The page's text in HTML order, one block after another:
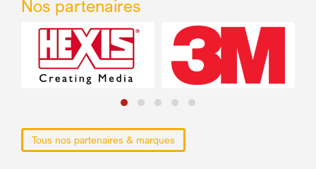
Nos partenaires
Tous nos partenaires & marques